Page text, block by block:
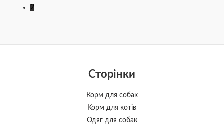
2
Сторінки
Корм для собак
Корм для котів
Одяг для собак